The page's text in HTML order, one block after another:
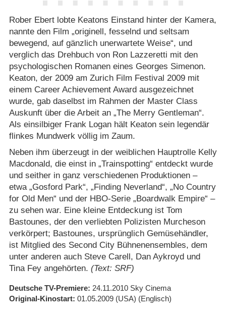
Rober Ebert lobte Keatons Einstand hinter der Kamera,
nannte den Film „originell, fesselnd und seltsam
bewegend, auf gänzlich unerwartete Weise“, und
verglich das Drehbuch von Ron Lazzeretti mit den
psychologischen Romanen eines Georges Simenon.
Keaton, der 2009 am Zurich Film Festival 2009 mit
einem Career Achievement Award ausgezeichnet
wurde, gab daselbst im Rahmen der Master Class
Auskunft über die Arbeit an „The Merry Gentleman“.
Als einsilbiger Frank Logan hält Keaton sein legendär
flinkes Mundwerk völlig im Zaum.
Neben ihm überzeugt in der weiblichen Hauptrolle Kelly
Macdonald, die einst in „Trainspotting“ entdeckt wurde
und seither in ganz verschiedenen Produktionen –
etwa „Gosford Park“, „Finding Neverland“, „No Country
for Old Men“ und der HBO-Serie „Boardwalk Empire“ –
zu sehen war. Eine kleine Entdeckung ist Tom
Bastounes, der den verliebten Polizisten Murcheson
verkörpert; Bastounes, ursprünglich Gemüsehändler,
ist Mitglied des Second City Bühnenensembles, dem
unter anderen auch Steve Carell, Dan Aykroyd und
Tina Fey angehörten. (Text: SRF)
Deutsche TV-Premiere 24.11.2010 Sky Cinema
Original-Kinostart 01.05.2009 (USA) (Englisch)